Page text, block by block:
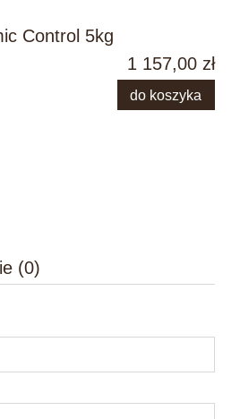
Control 5kg
1 157,00 zł
do koszyka
(0)